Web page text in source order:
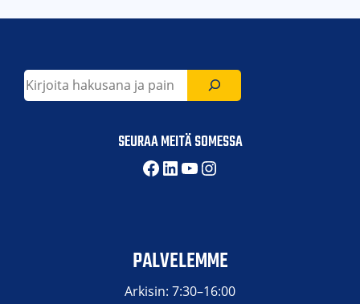
Etsi
SEURAA MEITÄ SOMESSA
Facebook
LinkedIn
YouTube
Instagram
PALVELEMME
Arkisin: 7:30–16:00